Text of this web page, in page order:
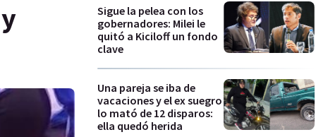
Sigue la pelea con los
gobernadores: Milei le
quitó a Kiciloff un fondo
clave
Una pareja se iba de
vacaciones y el ex suegro
lo mató de 12 disparos:
ella quedó herida